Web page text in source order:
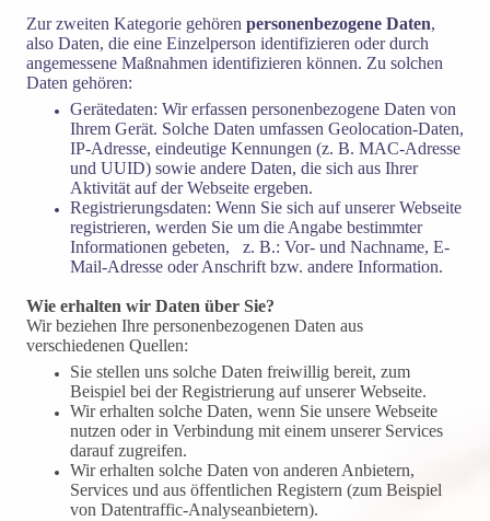
Zur zweiten Kategorie gehören personenbezogene Daten,
also Daten, die eine Einzelperson identifizieren oder durch
angemessene Maßnahmen identifizieren können. Zu solchen
Daten gehören:
Gerätedaten: Wir erfassen personenbezogene Daten von
Ihrem Gerät. Solche Daten umfassen Geolocation-Daten,
IP-Adresse, eindeutige Kennungen (z. B. MAC-Adresse
und UUID) sowie andere Daten, die sich aus Ihrer
Aktivität auf der Webseite ergeben.
Registrierungsdaten: Wenn Sie sich auf unserer Webseite
registrieren, werden Sie um die Angabe bestimmter
Informationen gebeten, z. B.: Vor- und Nachname, E-
Mail-Adresse oder Anschrift bzw. andere Information.
Wie erhalten wir Daten über Sie?
Wir beziehen Ihre personenbezogenen Daten aus
verschiedenen Quellen:
Sie stellen uns solche Daten freiwillig bereit, zum
Beispiel bei der Registrierung auf unserer Webseite.
Wir erhalten solche Daten, wenn Sie unsere Webseite
nutzen oder in Verbindung mit einem unserer Services
darauf zugreifen.
Wir erhalten solche Daten von anderen Anbietern,
Services und aus öffentlichen Registern (zum Beispiel
von Datentraffic-Analyseanbietern).